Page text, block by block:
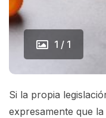
1 / 1
Si la propia
expresamente que